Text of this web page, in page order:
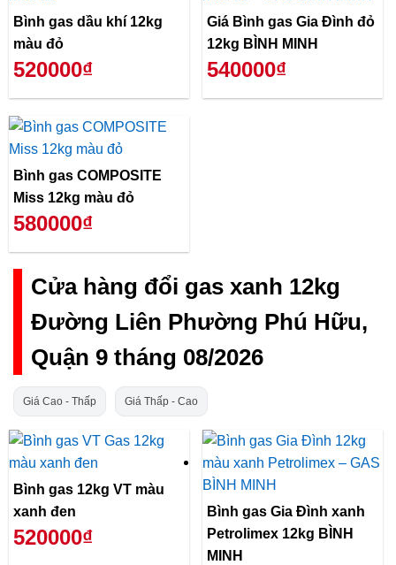
Bình gas dầu khí 12kg
màu đỏ
520000₫
Giá Bình gas Gia Đình đỏ
12kg BÌNH MINH
540000₫
Bình gas COMPOSITE
Miss 12kg màu đỏ
580000₫
Cửa hàng đổi gas xanh 12kg
Đường Liên Phường Phú Hữu,
Quận 9 tháng 08/2026
Giá Cao - Thấp Giá Thấp - Cao
Bình gas 12kg VT màu
xanh đen
520000₫
Bình gas Gia Đình xanh
Petrolimex 12kg BÌNH
MINH